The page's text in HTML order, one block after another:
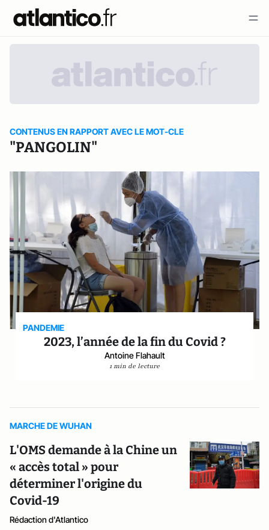
CONTENUS EN RAPPORT AVEC LE MOT-CLE
"PANGOLIN"
PANDEMIE
2023, l’année de la fin du Covid ?
Antoine Flahault
1 min de lecture
MARCHE DE WUHAN
L'OMS demande à la Chine un
« accès total » pour
déterminer l'origine du
Covid-19
Rédaction d'Atlantico